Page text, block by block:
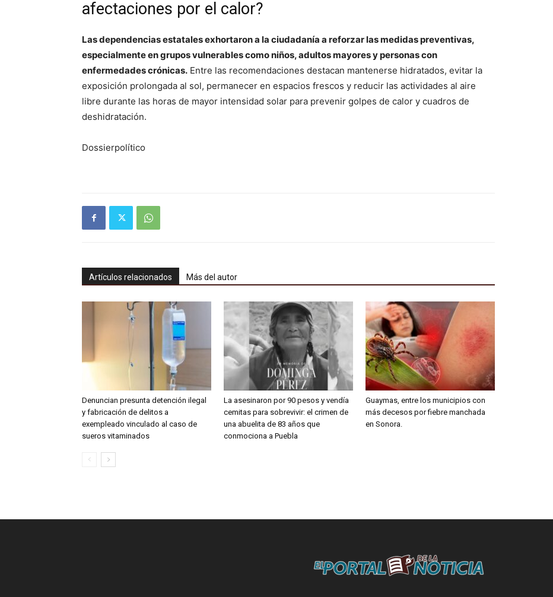
afectaciones por el calor?
Las dependencias estatales exhortaron a la ciudadanía a reforzar las medidas preventivas,
especialmente en grupos vulnerables como niños, adultos mayores y personas con
enfermedades crónicas. Entre las recomendaciones destacan mantenerse hidratados, evitar la
exposición prolongada al sol, permanecer en espacios frescos y reducir las actividades al aire
libre durante las horas de mayor intensidad solar para prevenir golpes de calor y cuadros de
deshidratación.
Dossierpolítico
Artículos relacionados Más del autor
Denuncian presunta detención ilegal
y fabricación de delitos a
exempleado vinculado al caso de
sueros vitaminados
La asesinaron por 90 pesos y vendía
cemitas para sobrevivir: el crimen de
una abuelita de 83 años que
conmociona a Puebla
Guaymas, entre los municipios con
más decesos por fiebre manchada
en Sonora.